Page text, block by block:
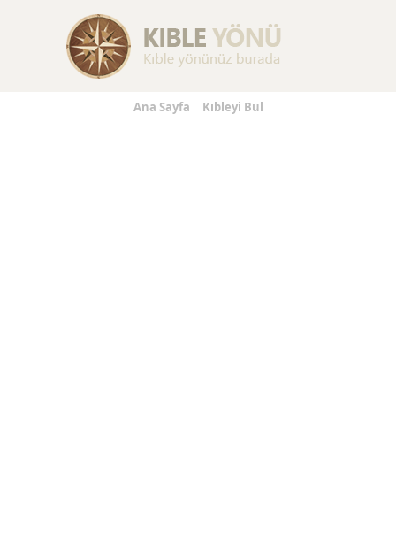
Replica Handbags
Ana Sayfa Kıbleyi Bul